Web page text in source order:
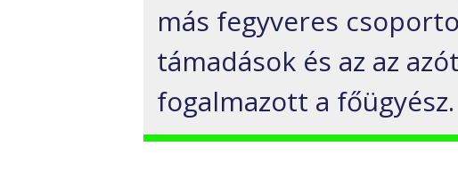
más fegyveres
támadások és az az
fogalmazott a főügyész.